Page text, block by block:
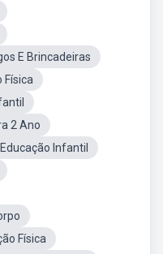
E Brincadeiras
Física
2 Ano
Infantil
Física